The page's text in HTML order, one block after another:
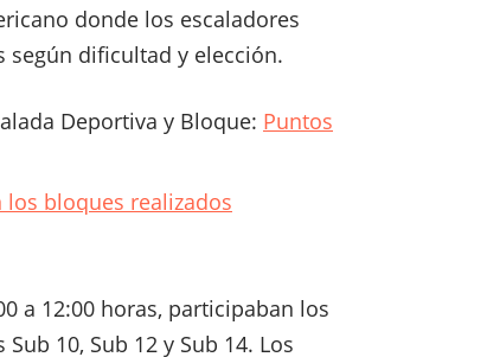
donde los escaladores
según dificultad y elección.
Deportiva y Bloque: Puntos
los bloques realizados
a 12:00 horas, participaban los
10, Sub 12 y Sub 14. Los